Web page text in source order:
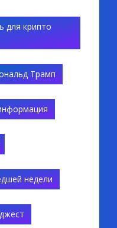
для крипто
Трамп
недели